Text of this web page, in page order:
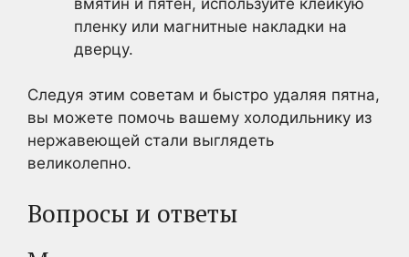
пленку или магнитные накладки на
дверцу.
Следуя этим советам и быстро удаляя пятна,
вы можете помочь вашему холодильнику из
нержавеющей стали выглядеть
великолепно.
Вопросы и ответы